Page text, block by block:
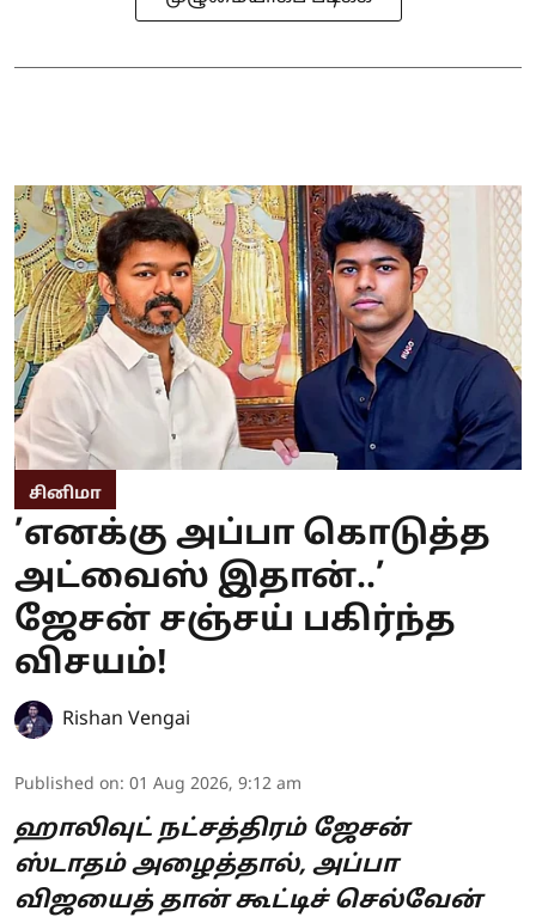
சினிமா
’எனக்கு அப்பா கொடுத்த
அட்வைஸ் இதான்..’
ஜேசன் சஞ்சய் பகிர்ந்த
விசயம்!
Rishan Vengai
Published on: 01 Aug 2026, 9:12 am
ஹாலிவுட் நட்சத்திரம் ஜேசன்
ஸ்டாதம் அழைத்தால், அப்பா
விஜயைத் தான் கூட்டிச் செல்வேன்